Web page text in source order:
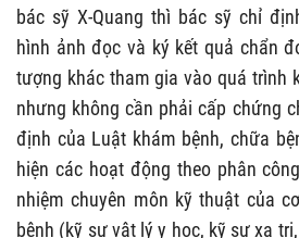
bác sỹ X-Quang thì bác sỹ chỉ
hình ảnh đọc và ký kết quả chẩn
tượng khác tham gia vào quá trình
nhưng không cần phải cấp chứng
định của Luật khám bệnh, chữa
hiện các hoạt động theo phân
nhiệm chuyên môn kỹ thuật của
bệnh (kỹ sư vật lý y học, kỹ sư xạ